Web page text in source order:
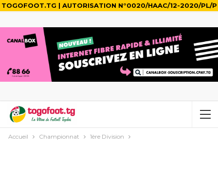
TOGOFOOT.TG | AUTORISATION N°0020/HAAC/12-2020/PL/P
Accueil Championnat 1ère Division